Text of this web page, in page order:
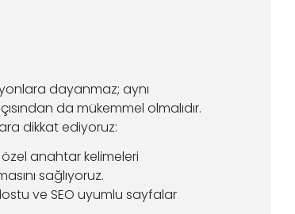
dayanmaz; aynı
da mükemmel olmalıdır.
dikkat ediyoruz:
anahtar kelimeleri
sağlıyoruz.
dostu ve SEO uyumlu sayfalar